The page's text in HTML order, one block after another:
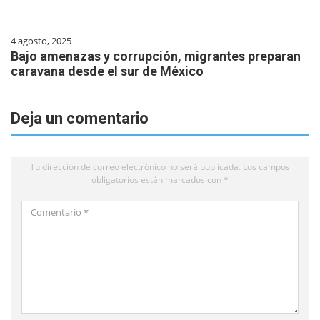
4 agosto, 2025
Bajo amenazas y corrupción, migrantes preparan
caravana desde el sur de México
Deja un comentario
Tu dirección de correo electrónico no será publicada. Los campos
obligatorios están marcados con *
Comentario